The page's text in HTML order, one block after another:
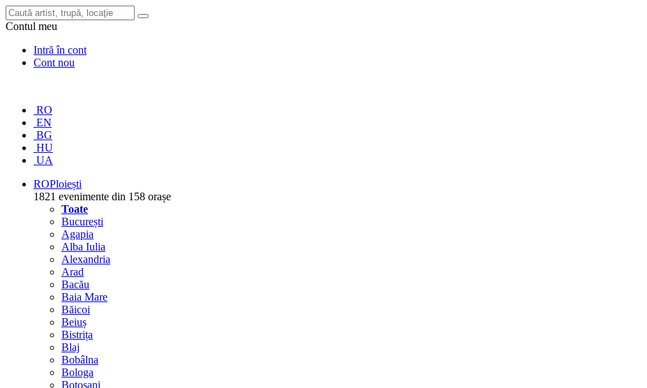
Contul meu
Intră în cont
Cont nou
RO
EN
BG
HU
UA
ROPloiești
1821 evenimente din 158 orașe
Toate
București
Agapia
Alba Iulia
Alexandria
Arad
Bacău
Baia Mare
Băicoi
Beiuș
Bistrița
Blaj
Bobâlna
Bologa
Botoșani